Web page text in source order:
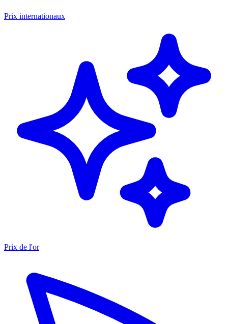
Prix internationaux
Prix de l'or